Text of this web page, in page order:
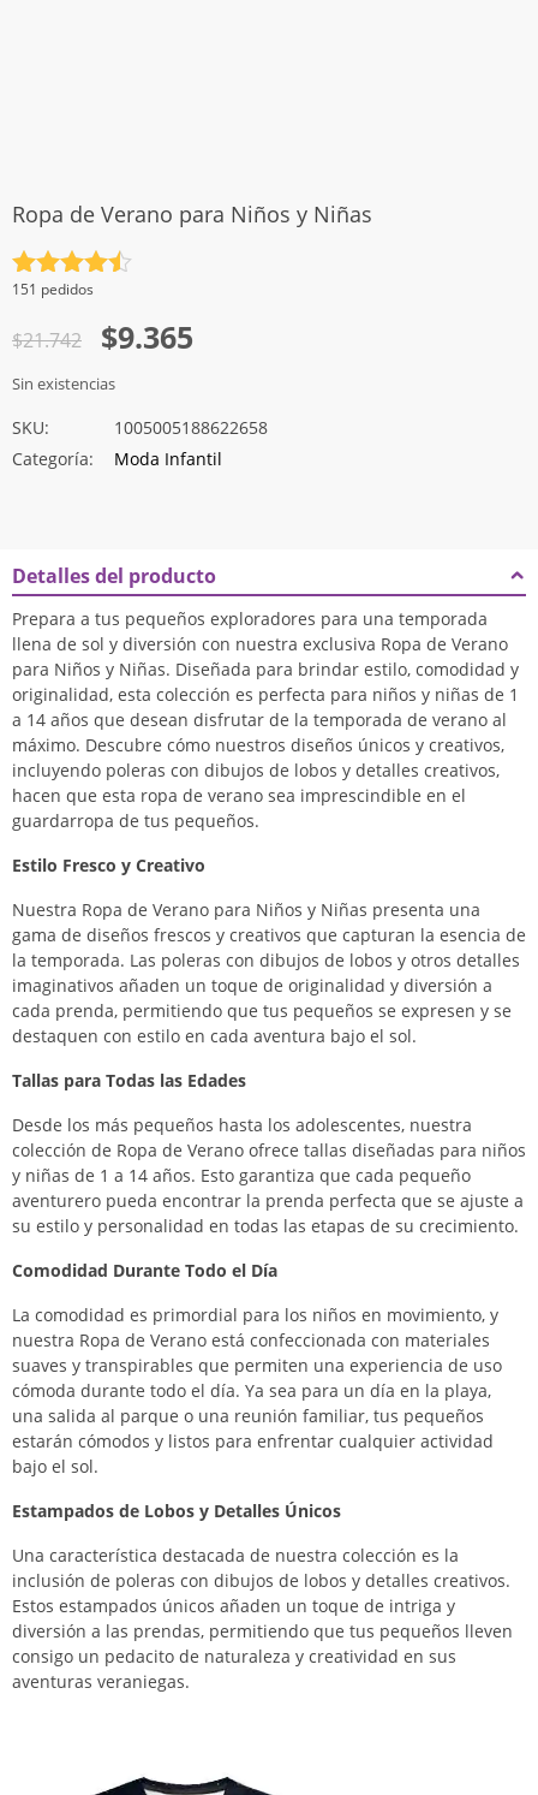
Ropa de Verano para Niños y Niñas
Valorado
con
de 5
151 pedidos
$21.742
El
precio
era:
$21.742.
$9.365
El
precio
es:
$9.365.
Sin existencias
SKU:
1005005188622658
Categoría:
Moda Infantil
Detalles del producto
Prepara a tus pequeños exploradores para una temporada
llena de sol y diversión con nuestra exclusiva Ropa de Verano
para Niños y Niñas. Diseñada para brindar estilo, comodidad y
originalidad, esta colección es perfecta para niños y niñas de 1
a 14 años que desean disfrutar de la temporada de verano al
máximo. Descubre cómo nuestros diseños únicos y creativos,
incluyendo poleras con dibujos de lobos y detalles creativos,
hacen que esta ropa de verano sea imprescindible en el
guardarropa de tus pequeños.
Estilo Fresco y Creativo
Nuestra Ropa de Verano para Niños y Niñas presenta una
gama de diseños frescos y creativos que capturan la esencia de
la temporada. Las poleras con dibujos de lobos y otros detalles
imaginativos añaden un toque de originalidad y diversión a
cada prenda, permitiendo que tus pequeños se expresen y se
destaquen con estilo en cada aventura bajo el sol.
Tallas para Todas las Edades
Desde los más pequeños hasta los adolescentes, nuestra
colección de Ropa de Verano ofrece tallas diseñadas para niños
y niñas de 1 a 14 años. Esto garantiza que cada pequeño
aventurero pueda encontrar la prenda perfecta que se ajuste a
su estilo y personalidad en todas las etapas de su crecimiento.
Comodidad Durante Todo el Día
La comodidad es primordial para los niños en movimiento, y
nuestra Ropa de Verano está confeccionada con materiales
suaves y transpirables que permiten una experiencia de uso
cómoda durante todo el día. Ya sea para un día en la playa,
una salida al parque o una reunión familiar, tus pequeños
estarán cómodos y listos para enfrentar cualquier actividad
bajo el sol.
Estampados de Lobos y Detalles Únicos
Una característica destacada de nuestra colección es la
inclusión de poleras con dibujos de lobos y detalles creativos.
Estos estampados únicos añaden un toque de intriga y
diversión a las prendas, permitiendo que tus pequeños lleven
consigo un pedacito de naturaleza y creatividad en sus
aventuras veraniegas.